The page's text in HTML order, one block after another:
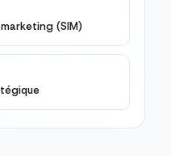
(SIM)